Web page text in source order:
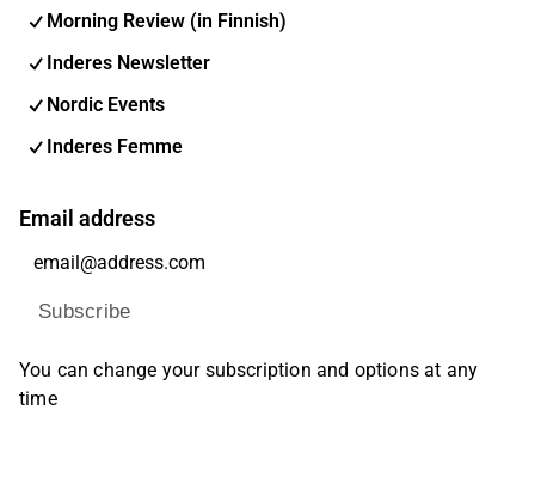
Morning Review (in Finnish)
Inderes Newsletter
Nordic Events
Inderes Femme
Email address
Subscribe
You can change your subscription and options at any
time